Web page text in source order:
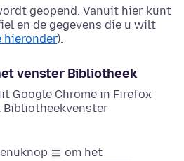
geopend. Vanuit hier kunt
en de gegevens die u wilt
hieronder).
venster Bibliotheek
Google Chrome in Firefox
om het